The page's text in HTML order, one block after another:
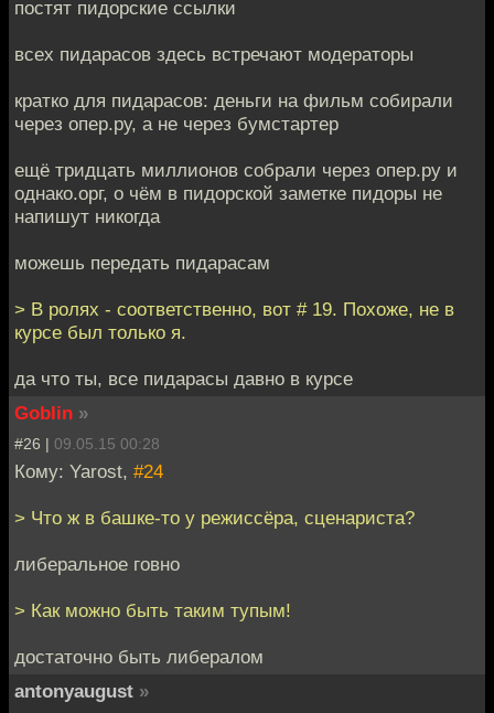
постят пидорские ссылки
всех пидарасов здесь встречают модераторы
кратко для пидарасов: деньги на фильм собирали
через опер.ру, а не через бумстартер
ещё тридцать миллионов собрали через опер.ру и
однако.орг, о чём в пидорской заметке пидоры не
напишут никогда
можешь передать пидарасам
> В ролях - соответственно, вот # 19. Похоже, не в
курсе был только я.
да что ты, все пидарасы давно в курсе
Goblin »
#26 | 09.05.15 00:28
Кому: Yarost, #24
> Что ж в башке-то у режиссёра, сценариста?
либеральное говно
> Как можно быть таким тупым!
достаточно быть либералом
antonyaugust »